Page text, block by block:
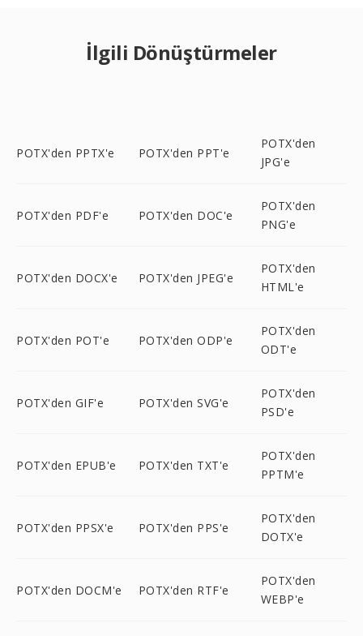
İlgili Dönüştürmeler
POTX'den PPTX'e POTX'den PPT'e
POTX'den
JPG'e
POTX'den PDF'e POTX'den DOC'e
POTX'den
PNG'e
POTX'den DOCX'e POTX'den JPEG'e
POTX'den
HTML'e
POTX'den POT'e POTX'den ODP'e
POTX'den
ODT'e
POTX'den GIF'e POTX'den SVG'e
POTX'den
PSD'e
POTX'den EPUB'e POTX'den TXT'e
POTX'den
PPTM'e
POTX'den PPSX'e POTX'den PPS'e
POTX'den
DOTX'e
POTX'den DOCM'e POTX'den RTF'e
POTX'den
WEBP'e